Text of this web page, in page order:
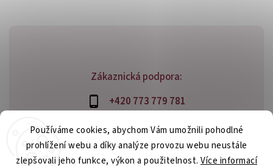
Používáme cookies, abychom Vám umožnili pohodlné
prohlížení webu a díky analýze provozu webu neustále
zlepšovali jeho funkce, výkon a použitelnost. Více informací
Zákaznická podpora:
+420 773 779 781
info@bossfood.cz